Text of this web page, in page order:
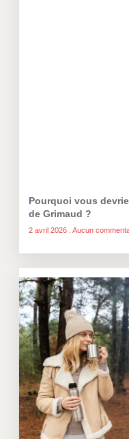
Pourquoi vous
de Grimaud ?
2 avril 2026 Aucun